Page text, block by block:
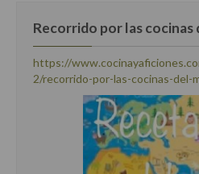
Cocina Danesa
Cocina de la Republica Checa
Cocina de Polonia
Cocina de Ucrania
Recorrido por las cocinas
https://
2/recorrido-por-las-cocinas-del-